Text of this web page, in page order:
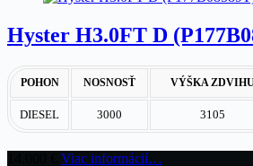
Hyster H3.0FT D
POHON NOSNOSŤ VÝŠKA
DIESEL 3000 3105
Viac informácií…